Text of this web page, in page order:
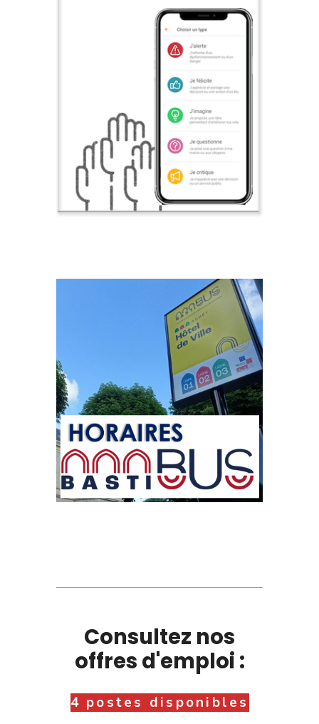
Consultez nos
offres d'emploi :
4 postes disponibles